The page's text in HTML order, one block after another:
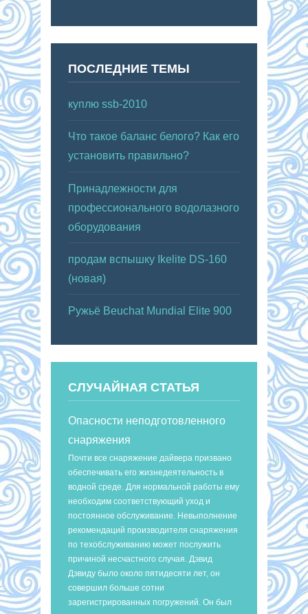
ПОСЛЕДНИЕ ТЕМЫ
куплю ssb-2010
Что такое баланс белого? Как его
установить правильно?
Принадлежности для
профессионального водолазного
оборудования
продам вспышку Ikelite DS-160
(новая)
Ружьё Beuchat Mundial Elite 900
СЛУЧАЙНАЯ СТАТЬЯ
Опасности неподготовленного
снаряжения
Почти все снаряжение дайвера призвано
обеспечивать его жизнедеятельность в
водной среде. Для нормальной работы ему
необходим соответствующий уход и
постоянное обслуживание. Невыполнение
рекомендаций производителя снаряжения
по техобслуживанию может послужить
причиной несчастного случая. Дэвид
Дэвиду было около пятидесяти лет, он
совершил больше сотни
зарегистрированных погружений. Он был